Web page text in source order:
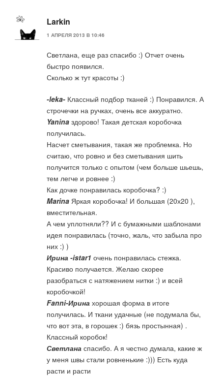
Larkin
1 АПРЕЛЯ 2013 В 10:46
Светлана, еще раз спасибо :) Отчет очень
быстро появился.
Сколько ж тут красоты :)
-leka- Классный подбор тканей :) Понравился. А
строчечки на ручках, очень все аккуратно.
Yanina здорово! Такая детская коробочка
получилась.
Насчет сметывания, такая же проблемка. Но
считаю, что ровно и без сметывания шить
получится только с опытом (чем больше шьешь,
тем легче и ровнее :)
Как дочке понравилась коробочка? :)
Marina Яркая коробочка! И большая (20х20 ),
вместительная.
А чем уплотняли?? И с бумажными шаблонами
идея понравилась (точно, жаль, что забыла про
них :) )
Ирина -istar1 очень понравилась стежка.
Красиво получается. Желаю скорее
разобраться с натяжением нитки :) и всей
коробочкой!
Fanni-Ирина хорошая форма в итоге
получилась. И ткани удачные (не подумала бы,
что вот эта, в горошек :) бязь простынная) .
Классный коробок!
Светлана спасибо. А я честно думала, какие ж
у меня швы стали ровненькие :))) Есть куда
расти и расти